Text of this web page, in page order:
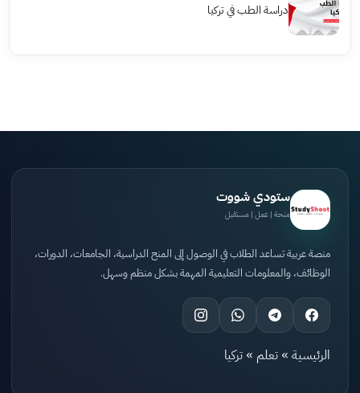
دراسة الطب في تركيا
ستودي شووت
منحة | عمل | مستقبل
منصة عربية تساعد الطلاب في الوصول إلى المنح الدراسية، الجامعات، الدورات،
الوظائف، والمعلومات التعليمية المهمة بشكل منظم وسهل.
الرئيسية » تعلم » تركيا